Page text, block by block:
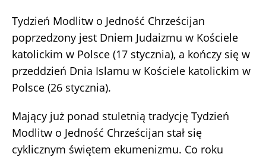
Tydzień Modlitw o Jedność Chrześcijan
poprzedzony jest Dniem Judaizmu w Kościele
katolickim w Polsce (17 stycznia), a kończy się w
przeddzień Dnia Islamu w Kościele katolickim w
Polsce (26 stycznia).
Mający już ponad stuletnią tradycję Tydzień
Modlitw o Jedność Chrześcijan stał się
cyklicznym świętem ekumenizmu. Co roku